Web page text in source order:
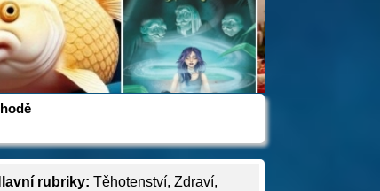
rubriky: Těhotenství, Zdraví,